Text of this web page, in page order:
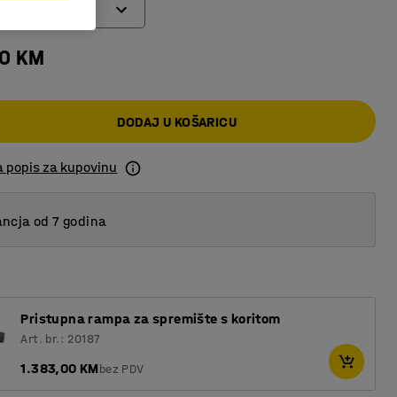
KM
DODAJ U KOŠARICU
popis za kupovinu
od 7 godina
Pristupna rampa za spremište s koritom
Art. br.: 20187
1.383,00 KMbez PDV